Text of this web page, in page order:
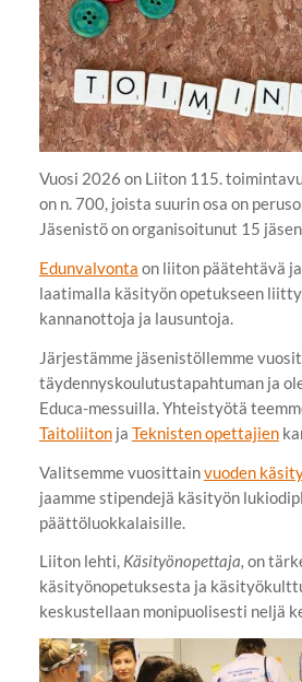
Vuosi 2026 on Liiton 115.
on n. 700, joista suurin osa on
Jäsenistö on organisoitunut 15
Edunvalvonta on liiton päätehtävä
laatimalla käsityön opetukseen
kannanottoja ja lausuntoja.
Järjestämme jäsenistöllemme
täydennyskoulutustapahtuman ja
Educa-messuilla. Yhteistyötä
Taitoliitonja Teknisten opettajien
Valitsemme vuosittainvuoden
jaamme stipendejä käsityön
päättöluokkalaisille.
Liiton lehti, Käsityönopettaja, on
käsityönopetuksesta ja
keskustellaan monipuolisesti neljä